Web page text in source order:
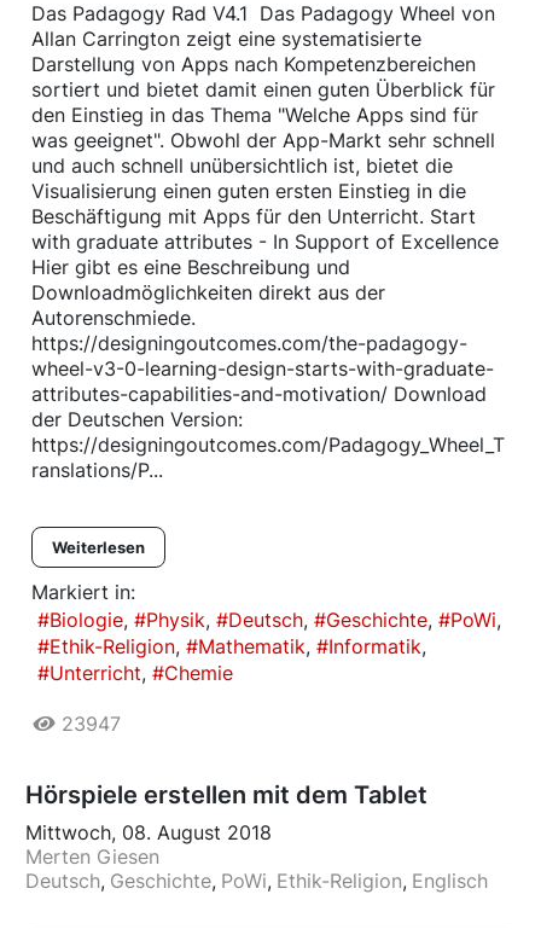
Das Padagogy Rad V4.1 Das Padagogy Wheel von
Allan Carrington zeigt eine systematisierte
Darstellung von Apps nach Kompetenzbereichen
sortiert und bietet damit einen guten Überblick für
den Einstieg in das Thema "Welche Apps sind für
was geeignet". Obwohl der App-Markt sehr schnell
und auch schnell unübersichtlich ist, bietet die
Visualisierung einen guten ersten Einstieg in die
Beschäftigung mit Apps für den Unterricht. Start
with graduate attributes - In Support of Excellence
Hier gibt es eine Beschreibung und
Downloadmöglichkeiten direkt aus der
Autorenschmiede.
https://designingoutcomes.com/the-padagogy-
wheel-v3-0-learning-design-starts-with-graduate-
attributes-capabilities-and-motivation/ Download
der Deutschen Version:
https://designingoutcomes.com/Padagogy_Wheel_T
ranslations/P...
Weiterlesen
Markiert in:
Biologie
Physik Deutsch Geschichte
PoWi
Ethik-Religion
Mathematik
Informatik
Unterricht
Chemie
23947
Hörspiele erstellen mit dem Tablet
Mittwoch, 08. August 2018
Merten Giesen
Deutsch Geschichte PoWi Ethik-Religion Englisch